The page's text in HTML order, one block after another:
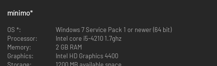
Trilha sonora original do renomado compositor de 8 bits
mínimo*
OS *:
Windows 7 Service Pack 1 or newer (64 bit)
Processor:
Intel core i5-4210 1.7ghz
Memory:
2 GB RAM
Graphics:
Intel HD Graphics 4400
Storage:
1200 MB available space